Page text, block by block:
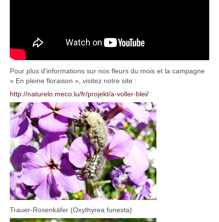
Pour plus d’informations sur nos fleurs du mois et la campagne
« En pleine floraison », visitez notre site :
http://naturelo.meco.lu/fr/projekt/a-voller-blei/
Trauer-Rosenkäfer (Oxythyrea funesta)